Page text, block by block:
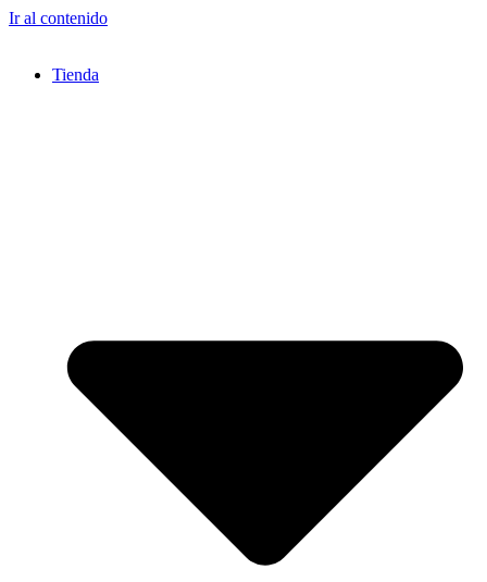
Ir al contenido
Tienda